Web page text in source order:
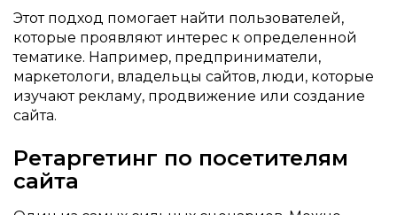
Этот подход помогает найти пользователей,
которые проявляют интерес к определенной
тематике. Например, предприниматели,
маркетологи, владельцы сайтов, люди, которые
изучают рекламу, продвижение или создание
сайта.
Ретаргетинг по посетителям
сайта